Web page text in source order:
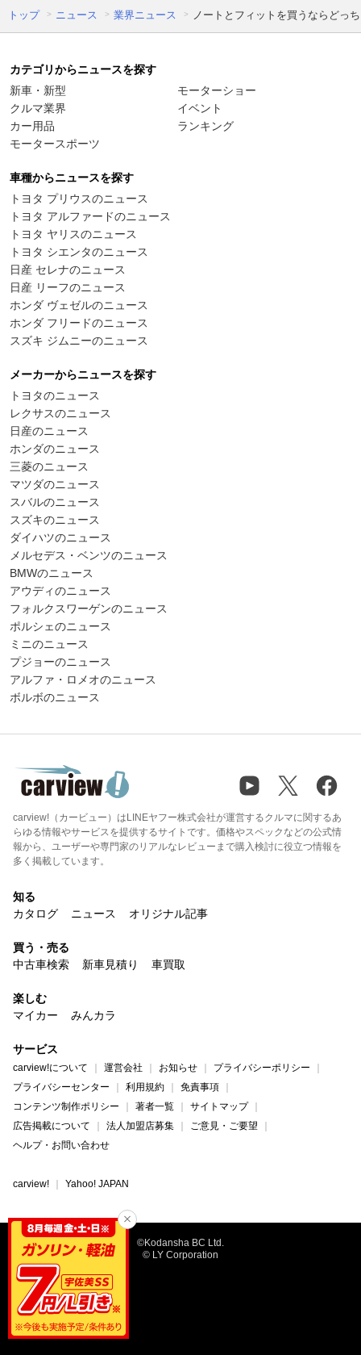
トップ ニュース 業界ニュース ノートとフィットを買うならどっ
カテゴリからニュースを探す
新車・新型
クルマ業界
カー用品
モータースポーツ
モーターショー
イベント
ランキング
車種からニュースを探す
トヨタ プリウスのニュース
トヨタ アルファードのニュース
トヨタ ヤリスのニュース
トヨタ シエンタのニュース
日産 セレナのニュース
日産 リーフのニュース
ホンダ ヴェゼルのニュース
ホンダ フリードのニュース
スズキ ジムニーのニュース
メーカーからニュースを探す
トヨタのニュース
レクサスのニュース
日産のニュース
ホンダのニュース
三菱のニュース
マツダのニュース
スバルのニュース
スズキのニュース
ダイハツのニュース
メルセデス・ベンツのニュース
BMWのニュース
アウディのニュース
フォルクスワーゲンのニュース
ポルシェのニュース
ミニのニュース
プジョーのニュース
アルファ・ロメオのニュース
ボルボのニュース
carview!（カービュー）はLINEヤフー株式会社が運営するクルマに関するあ
らゆる情報やサービスを提供するサイトです。価格やスペックなどの公式情
報から、ユーザーや専門家のリアルなレビューまで購入検討に役立つ情報を
多く掲載しています。
知る
カタログ
ニュース オリジナル記事
買う・売る
中古車検索
新車見積り 車買取
楽しむ
マイカー
みんカラ
サービス
carview!について 運営会社 お知らせ
プライバシーポリシー
プライバシーセンター
利用規約
免責事項
コンテンツ制作ポリシー
著者一覧
サイトマップ
広告掲載について
法人加盟店募集
ご意見・ご要望
ヘルプ・お問い合わせ
carview! Yahoo! JAPAN
©Kodansha BC Ltd.
© LY Corporation